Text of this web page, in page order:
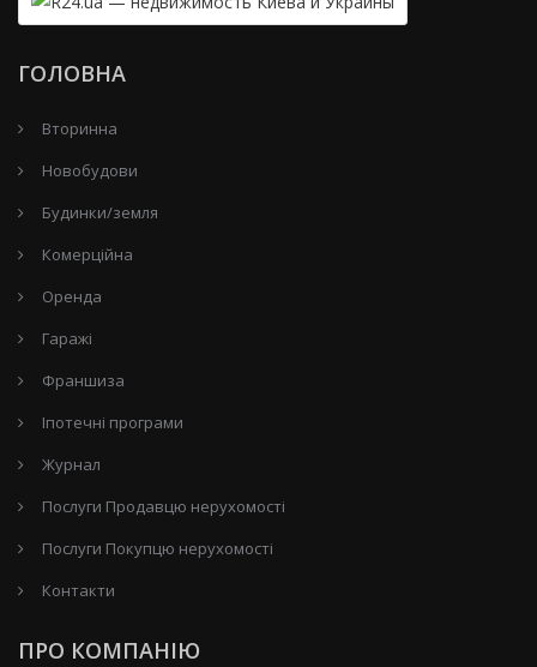
ГОЛОВНА
Вторинна
Новобудови
Будинки/земля
Комерційна
Оренда
Гаражі
Франшиза
Іпотечні програми
Журнал
Послуги Продавцю нерухомості
Послуги Покупцю нерухомості
Контакти
ПРО КОМПАНІЮ